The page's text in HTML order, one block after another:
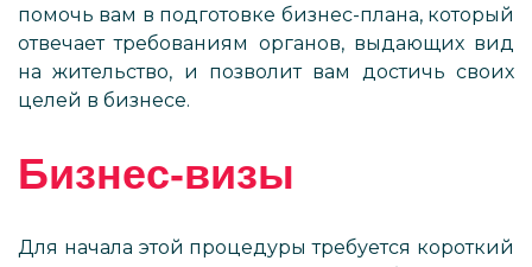
помочь вам в подготовке бизнес-плана, который
отвечает требованиям органов, выдающих вид
на жительство, и позволит вам достичь своих
целей в бизнесе.
Бизнес-визы
Для начала этой процедуры требуется короткий